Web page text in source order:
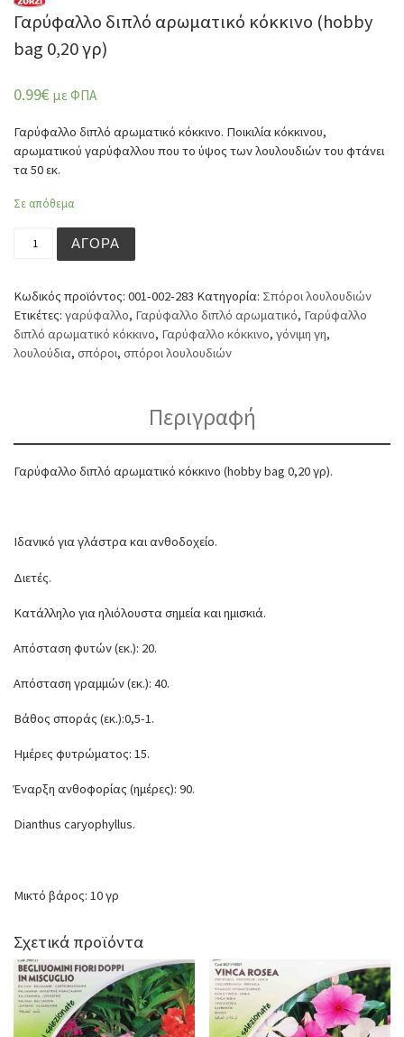
Γαρύφαλλο διπλό αρωματικό κόκκινο (hobby
bag 0,20 γρ)
0.99€ με ΦΠΑ
Γαρύφαλλο διπλό αρωματικό κόκκινο. Ποικιλία κόκκινου,
αρωματικού γαρύφαλλου που το ύψος των λουλουδιών του φτάνει
τα 50 εκ.
Σε απόθεμα
ΑΓΟΡΆ
Κωδικός προϊόντος: 001-002-283 Κατηγορία: Σπόροι λουλουδιών
Ετικέτες: γαρύφαλλο, Γαρύφαλλο διπλό αρωματικό, Γαρύφαλλο
διπλό αρωματικό κόκκινο, Γαρύφαλλο κόκκινο, γόνιμη γη,
λουλούδια, σπόροι, σπόροι λουλουδιών
Περιγραφή
Γαρύφαλλο διπλό αρωματικό κόκκινο (hobby bag 0,20 γρ).
Ιδανικό για γλάστρα και ανθοδοχείο.
Διετές.
Κατάλληλο για ηλιόλουστα σημεία και ημισκιά.
Απόσταση φυτών (εκ.): 20.
Απόσταση γραμμών (εκ.): 40.
Βάθος σποράς (εκ.):0,5-1.
Ημέρες φυτρώματος: 15.
Έναρξη ανθοφορίας (ημέρες): 90.
Dianthus caryophyllus.
Μικτό βάρος: 10 γρ
Σχετικά προϊόντα